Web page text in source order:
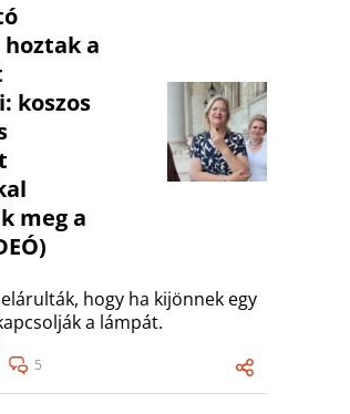
a
koszos
meg a
hogy ha kijönnek egy
a lámpát.
5